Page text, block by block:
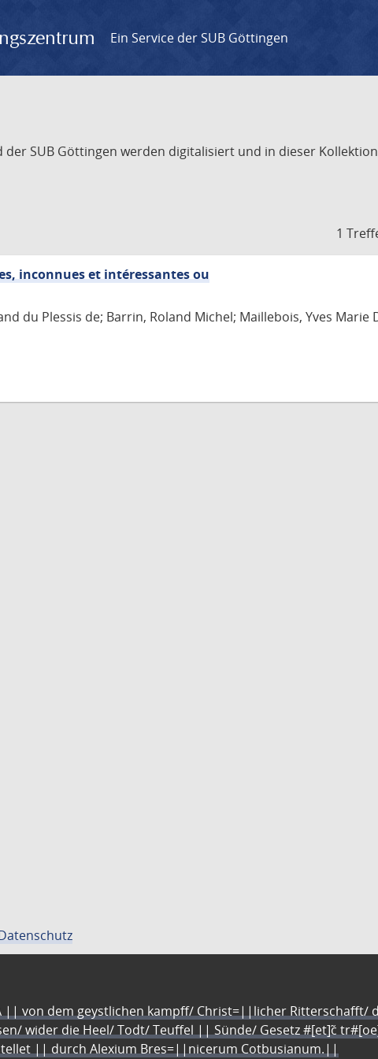
Ein Service der SUB Göttingen
SUB Göttingen werden digitalisiert und in dieser
1
inconnues et intéressantes ou
du Plessis de; Barrin, Roland Michel; Maillebois, Yves Marie
|| von dem geystlichen kampff/ Christ=||licher Ritterschafft/
wider die Heel/ Todt/ Teuffel || Sünde/ Gesetz #[et]c̃
|| durch Alexium Bres=||nicerum Cotbusianum.||